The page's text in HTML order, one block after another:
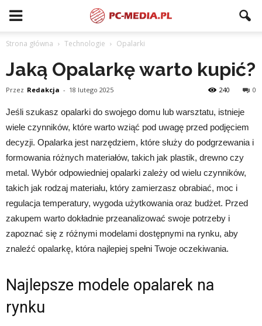
Strona główna Technologie Opalarki
Jaką Opalarkę warto kupić?
Przez Redakcja - 18 lutego 2025 0
240
Jeśli szukasz opalarki do swojego domu lub warsztatu, istnieje
wiele czynników, które warto wziąć pod uwagę przed podjęciem
decyzji. Opalarka jest narzędziem, które służy do podgrzewania i
formowania różnych materiałów, takich jak plastik, drewno czy
metal. Wybór odpowiedniej opalarki zależy od wielu czynników,
takich jak rodzaj materiału, który zamierzasz obrabiać, moc i
regulacja temperatury, wygoda użytkowania oraz budżet. Przed
zakupem warto dokładnie przeanalizować swoje potrzeby i
zapoznać się z różnymi modelami dostępnymi na rynku, aby
znaleźć opalarkę, która najlepiej spełni Twoje oczekiwania.
Najlepsze modele opalarek na
rynku